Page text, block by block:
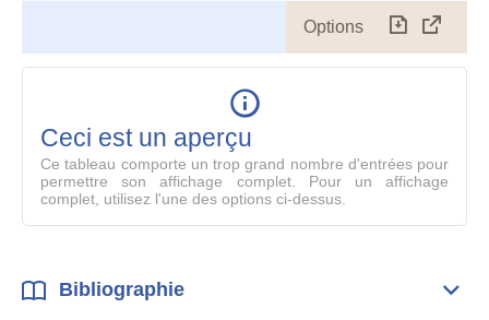
Options
le
Ceci est un aperçu
Ce tableau comporte un trop grand nombre d'entrées pour
permettre son affichage complet. Pour un affichage
complet, utilisez l'une des options ci-dessus.
Bibliographie